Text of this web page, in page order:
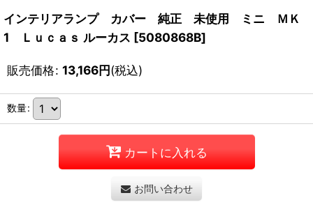
インテリアランプ カバー 純正 未使用 ミニ ＭＫ
1 Ｌｕｃａｓ ルーカス [5080868B]
販売価格: 13,166円(税込)
数量:
カートに入れる
お問い合わせ